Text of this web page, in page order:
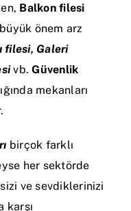
Balkon filesi
önem arz
filesi, Galeri
vb.Güvenlik
mekanları
birçok farklı
her sektörde
ve sevdiklerinizi
karşı